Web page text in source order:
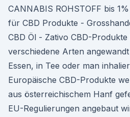
CANNABIS ROHSTOFF bis
für CBD Produkte -
CBD Öl - Zativo CBD-
verschiedene Arten
Essen, in Tee oder man
Europäische CBD-Produkte
aus österreichischem Hanf
EU-Regulierungen angebaut